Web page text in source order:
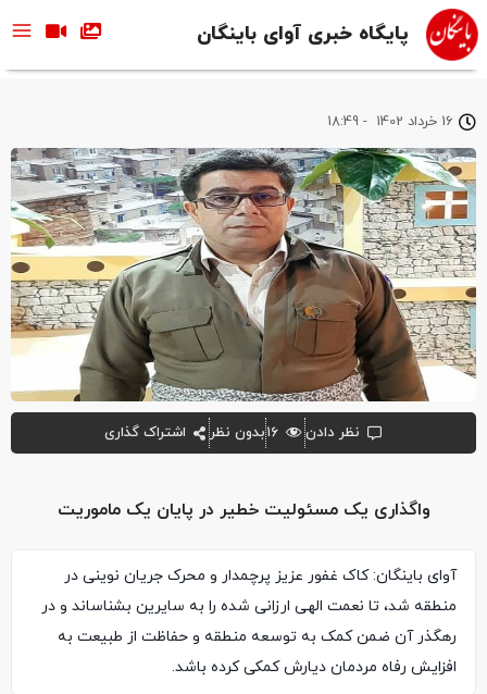
پایگاه خبری آوای باینگان
واگذاری یک مسئولیت خطیر در پایان یک ماموریت
آوای باینگان: کاک غفور عزیز پرچمدار و محرک جریان نوینی در
منطقه شد، تا نعمت الهی ارزانی شده را به سایرین بشناساند و در
رهگذر آن ضمن کمک به توسعه منطقه و حفاظت از طبیعت به
افزایش رفاه مردمان دیارش کمکی کرده باشد.
16 خرداد 1402 -
18:49
نظر دادن ۱۶بدون نظر اشتراک گذاری